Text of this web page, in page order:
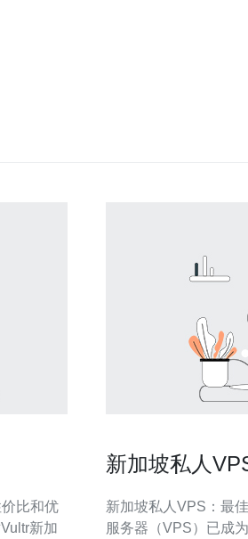
比和优
新加
新加坡私人
新加坡私人VPS：最佳选择 在当今数字化时代
服务器（VPS）已成